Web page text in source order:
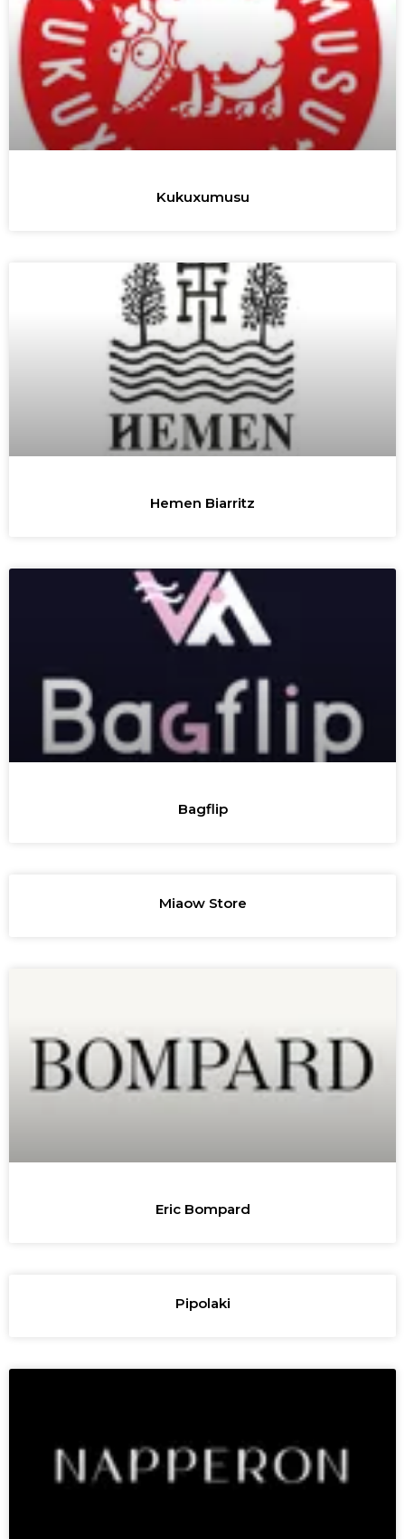
Kukuxumusu
Hemen Biarritz
Bagflip
Miaow Store
Eric Bompard
Pipolaki